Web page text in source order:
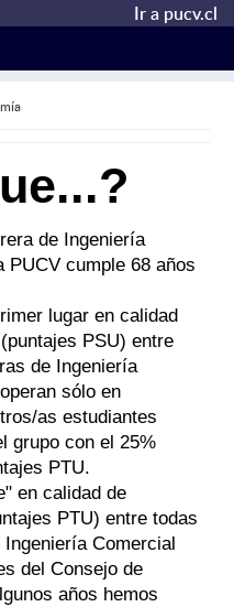
Ir a pucv.cl
de Ingeniería
PUCV cumple 68 años
lugar en calidad
PSU) entre
de Ingeniería
sólo en
as estudiantes
grupo con el 25%
PTU.
en calidad de
PTU) entre todas
Comercial
del Consejo de
años hemos